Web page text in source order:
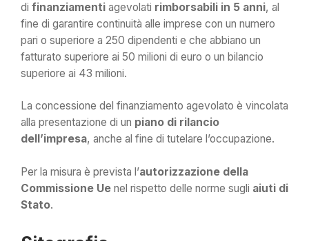
di finanziamenti agevolati rimborsabili in 5 anni, al
fine di garantire continuità alle imprese con un numero
pari o superiore a 250 dipendenti e che abbiano un
fatturato superiore ai 50 milioni di euro o un bilancio
superiore ai 43 milioni.
La concessione del finanziamento agevolato è vincolata
alla presentazione di un piano di rilancio
dell’impresa, anche al fine di tutelare l’occupazione.
Per la misura è prevista l’autorizzazione della
Commissione Ue nel rispetto delle norme sugli aiuti di
Stato.